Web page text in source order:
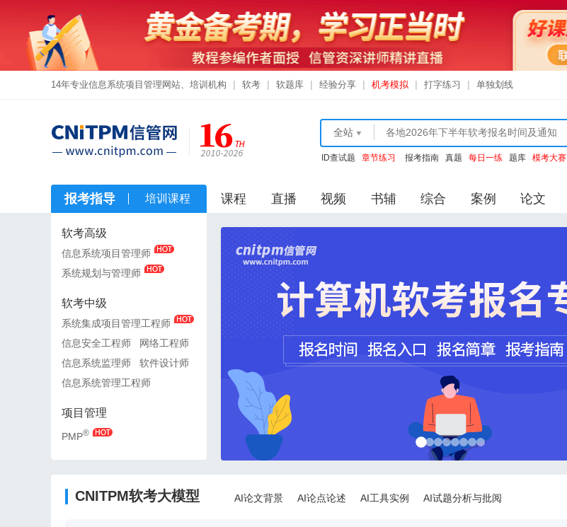
14年专业信息系统项目管理网站、培训机构 软考 软题库 经验分享 机考模拟 打字练习 单独划线
全站
ID查试题 章节练习 报考指南 真题 每日一练 题库 模考大赛
报考指导 培训课程 课程 直播 视频 书辅 综合 案例 论文
软考高级
信息系统项目管理师
系统规划与管理师
软考中级
系统集成项目管理工程师
信息安全工程师
网络工程师
信息系统监理师
软件设计师
信息系统管理工程师
项目管理
PMP®
软考高级
信息系统项目管理师
网络工程师
软件设计师
信息系统管理工程师
项目管理
CNITPM软考大模型 AI论文背景 AI论点论述 AI工具实例 AI试题分析与批阅